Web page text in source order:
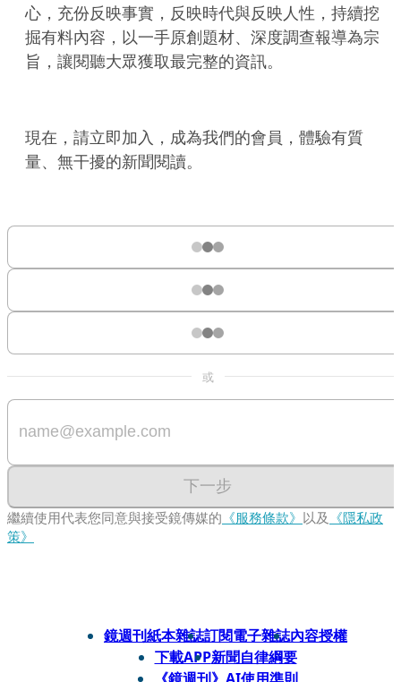
心，充份反映事實，反映時代與反映人性，持續挖
掘有料內容，以一手原創題材、深度調查報導為宗
旨，讓閱聽大眾獲取最完整的資訊。
現在，請立即加入，成為我們的會員，體驗有質
量、無干擾的新聞閱讀。
或
下一步
繼續使用代表您同意與接受鏡傳媒的 《服務條款》 以及 《隱私政
策》
鏡週刊紙本雜誌訂閱電子雜誌內容授權
下載APP新聞自律綱要